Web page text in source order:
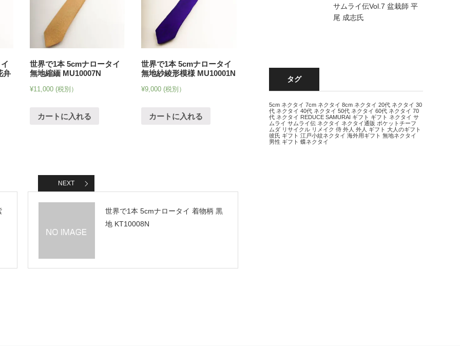
弁
世界で1本 5cmナロータイ
無地縮緬 MU10007N
¥11,000 (税別）
カートに入れる
世界で1本 5cmナロータイ
無地紗綾形模様 MU10001N
¥9,000 (税別）
カートに入れる
NEXT
世界で1本 5cmナロータイ 着物柄 黒
地 KT10008N
サムライ伝Vol.7 盆栽師 平
尾 成志氏
タグ
5cm ネクタイ 7cm ネクタイ 8cm ネクタイ 20代 ネクタイ 30
代 ネクタイ 40代 ネクタイ 50代 ネクタイ 60代 ネクタイ 70
代 ネクタイ REDUCE SAMURAI ギフト ギフト ネクタイ サ
ムライ サムライ伝 ネクタイ ネクタイ通販 ポケットチーフ
ムダ リサイクル リメイク 侍 外人 外人 ギフト 大人のギフト
彼氏 ギフト 江戸小紋ネクタイ 海外用ギフト 無地ネクタイ
男性 ギフト 蝶ネクタイ